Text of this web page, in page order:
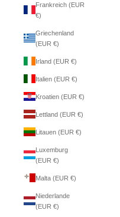
Frankreich (EUR
€)
Griechenland
(EUR €)
Irland (EUR €)
Italien (EUR €)
Kroatien (EUR €)
Lettland (EUR €)
Litauen (EUR €)
Luxemburg
(EUR €)
Malta (EUR €)
Niederlande
(EUR €)